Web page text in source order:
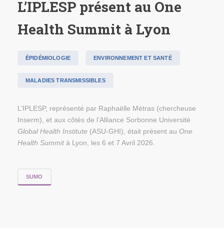
L’IPLESP présent au One
Health Summit à Lyon
ÉPIDÉMIOLOGIE ENVIRONNEMENT ET SANTÉ
MALADIES TRANSMISSIBLES
L’IPLESP, représenté par Raphaëlle Métras (chercheuse
Inserm), et aux côtés de l’Alliance Sorbonne Université
Global Health Institute (ASU-GHI), était présent au One
Health Summità Lyon, les 6 et 7 Avril 2026.
SUMO